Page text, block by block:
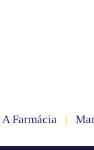
A Farmácia |